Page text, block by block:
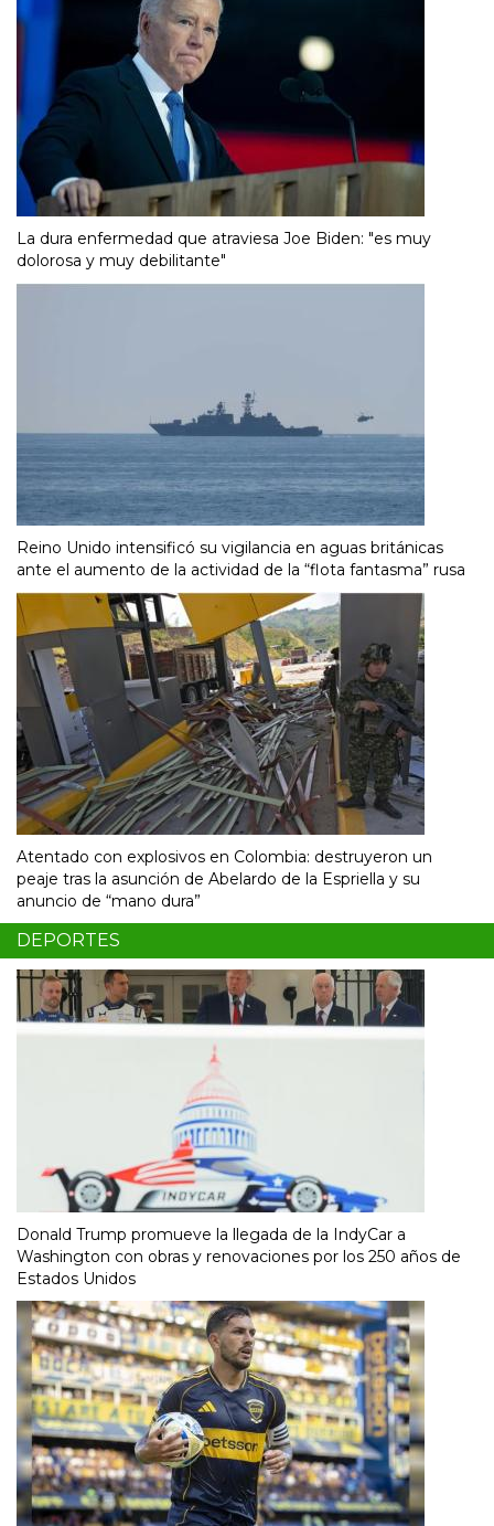
La dura enfermedad que atraviesa Joe Biden: "es muy
dolorosa y muy debilitante"
Reino Unido intensificó su vigilancia en aguas británicas
ante el aumento de la actividad de la “flota fantasma” rusa
Atentado con explosivos en Colombia: destruyeron un
peaje tras la asunción de Abelardo de la Espriella y su
anuncio de “mano dura”
DEPORTES
Donald Trump promueve la llegada de la IndyCar a
Washington con obras y renovaciones por los 250 años de
Estados Unidos